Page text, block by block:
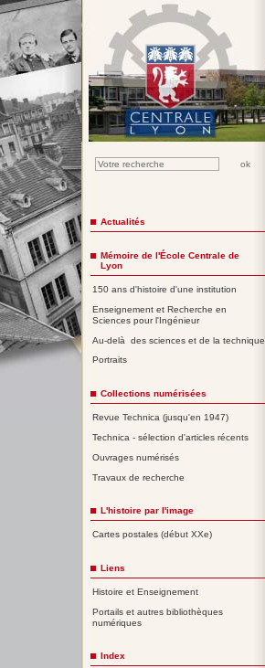
Actualités
Mémoire de l'École Centrale de
Lyon
150 ans d'histoire d'une institution
Enseignement et Recherche en
Sciences pour l'Ingénieur
Au-delà des sciences et de la technique
Portraits
Collections numérisées
Revue Technica (jusqu'en 1947)
Technica - sélection d'articles récents
Ouvrages numérisés
Travaux de recherche
L'histoire par l'image
Cartes postales (début XXe)
Liens
Histoire et Enseignement
Portails et autres bibliothèques
numériques
Index